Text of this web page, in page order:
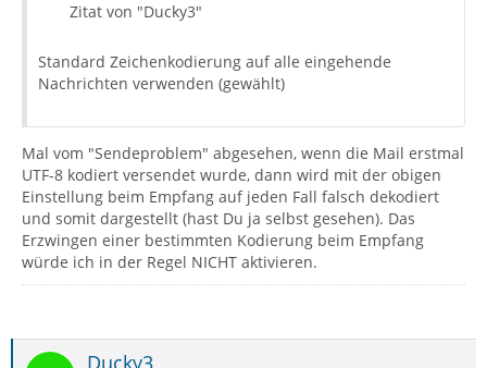
Zitat von "Ducky3"
Standard Zeichenkodierung auf alle eingehende
Nachrichten verwenden (gewählt)
Mal vom "Sendeproblem" abgesehen, wenn die Mail erstmal
UTF-8 kodiert versendet wurde, dann wird mit der obigen
Einstellung beim Empfang auf jeden Fall falsch dekodiert
und somit dargestellt (hast Du ja selbst gesehen). Das
Erzwingen einer bestimmten Kodierung beim Empfang
würde ich in der Regel NICHT aktivieren.
Ducky3